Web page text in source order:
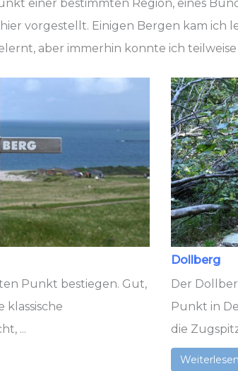
einer bestimmten Region, eines
vorgestellt. Einigen Bergen kam ich
aber immerhin konnte ich
Punkt bestiegen. Gut,
...
Dollberg
Der
Punkt in
die